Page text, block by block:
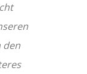
den